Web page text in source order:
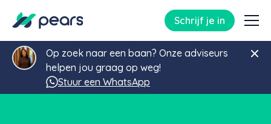
Schrijf je in
Op zoek naar een baan? Onze adviseurs
helpen jou graag op weg!
Stuur een WhatsApp